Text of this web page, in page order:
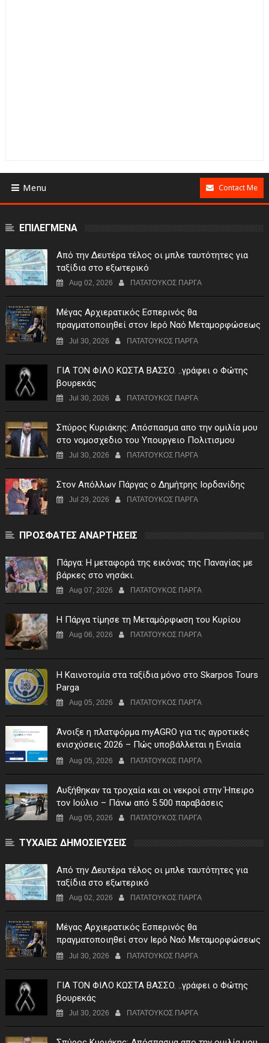
Menu Contact Me
ΕΠΙΛΕΓΜΕΝΑ
Από την Δευτέρα τέλος οι μπλε ταυτότητες για
ταξίδια στο εξωτερικό
Aug 02, 2026 ΠΑΤΑΤΟΥΚΟΣ ΠΑΡΓΑ
Μέγας Αρχιερατικός Εσπερινός θα
πραγματοποιηθεί στον Ιερό Ναό Μεταμορφώσεως
του Σωτήρος Σταυροχωρίου στης 5 Αυγούστου
Jul 30, 2026 ΠΑΤΑΤΟΥΚΟΣ ΠΑΡΓΑ
ΓIA TON ΦIΛO KΩΣTA BAΣΣO. ..γράφει ο Φώτης
βουρεκάς
Jul 30, 2026 ΠΑΤΑΤΟΥΚΟΣ ΠΑΡΓΑ
Σπύρος Κυριάκης: Απόσπασμα απο την ομιλία μου
στο νομοσχεδιο του Υπουργειο Πολιτισμου
Jul 30, 2026 ΠΑΤΑΤΟΥΚΟΣ ΠΑΡΓΑ
Στον Απόλλων Πάργας ο Δημήτρης Ιορδανίδης
Jul 29, 2026 ΠΑΤΑΤΟΥΚΟΣ ΠΑΡΓΑ
ΠΡΟΣΦΑΤΕΣ ΑΝΑΡΤΗΣΕΙΣ
Πάργα: Η μεταφορά της εικόνας της Παναγίας με
βάρκες στο νησάκι.
Aug 07, 2026 ΠΑΤΑΤΟΥΚΟΣ ΠΑΡΓΑ
Η Πάργα τίμησε τη Μεταμόρφωση του Κυρίου
Aug 06, 2026 ΠΑΤΑΤΟΥΚΟΣ ΠΑΡΓΑ
Η Καινοτομία στα ταξίδια μόνο στο Skarpos Tours
Parga
Aug 05, 2026 ΠΑΤΑΤΟΥΚΟΣ ΠΑΡΓΑ
Άνοιξε η πλατφόρμα myAGRO για τις αγροτικές
ενισχύσεις 2026 – Πώς υποβάλλεται η Ενιαία
Αίτηση Ενίσχυσης
Aug 05, 2026 ΠΑΤΑΤΟΥΚΟΣ ΠΑΡΓΑ
Αυξήθηκαν τα τροχαία και οι νεκροί στην Ήπειρο
τον Ιούλιο – Πάνω από 5.500 παραβάσεις
Aug 05, 2026 ΠΑΤΑΤΟΥΚΟΣ ΠΑΡΓΑ
ΤΥΧΑΙΕΣ ΔΗΜΟΣΙΕΥΣΕΙΣ
Από την Δευτέρα τέλος οι μπλε ταυτότητες για
ταξίδια στο εξωτερικό
Aug 02, 2026 ΠΑΤΑΤΟΥΚΟΣ ΠΑΡΓΑ
Μέγας Αρχιερατικός Εσπερινός θα
πραγματοποιηθεί στον Ιερό Ναό Μεταμορφώσεως
του Σωτήρος Σταυροχωρίου στης 5 Αυγούστου
Jul 30, 2026 ΠΑΤΑΤΟΥΚΟΣ ΠΑΡΓΑ
ΓIA TON ΦIΛO KΩΣTA BAΣΣO. ..γράφει ο Φώτης
βουρεκάς
Jul 30, 2026 ΠΑΤΑΤΟΥΚΟΣ ΠΑΡΓΑ